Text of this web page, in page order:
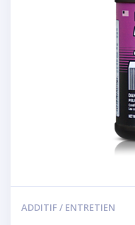
ADDITIF / ENTRETIEN